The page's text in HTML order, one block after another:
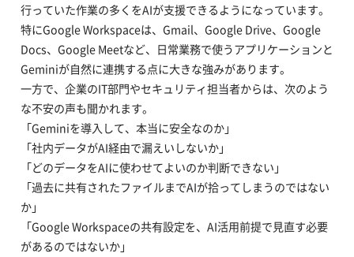
行っていた作業の多くをAIが支援できるようになっています。
特にGoogle Workspaceは、Gmail、Google Drive、Google
Docs、Google Meetなど、日常業務で使うアプリケーションと
Geminiが自然に連携する点に大きな強みがあります。
一方で、企業のIT部門やセキュリティ担当者からは、次のよう
な不安の声も聞かれます。
「Geminiを導入して、本当に安全なのか」
「社内データがAI経由で漏えいしないか」
「どのデータをAIに使わせてよいのか判断できない」
「過去に共有されたファイルまでAIが拾ってしまうのではない
か」
「Google Workspaceの共有設定を、AI活用前提で見直す必要
があるのではないか」